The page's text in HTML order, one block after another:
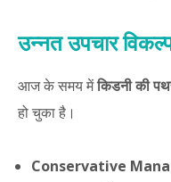
उन्नत उपचार
आज के समय मेंकिडनी की
हो चुका है।
Conservative